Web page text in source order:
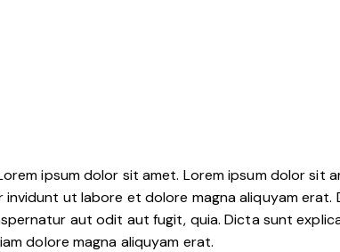
ipsum dolor sit amet. Lorem ipsum dolor sit
ut labore et dolore magna aliquyam erat.
aut odit aut fugit, quia. Dicta sunt
dolore magna aliquyam erat.